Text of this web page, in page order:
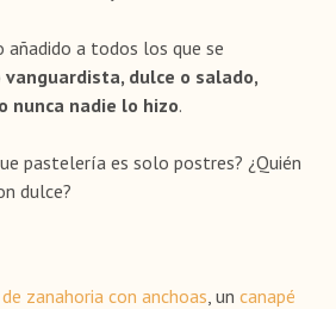
a todos los que se
dulce o salado,
nunca nadie lo hizo.
pastelería es solo postres? ¿Quién
dulce?
zanahoria con anchoas , un canapé